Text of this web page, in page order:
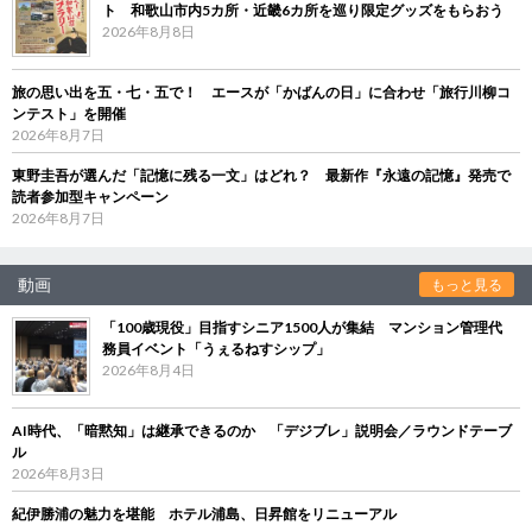
ト 和歌山市内5カ所・近畿6カ所を巡り限定グッズをもらおう
2026年8月8日
旅の思い出を五・七・五で！ エースが「かばんの日」に合わせ「旅行川柳コ
ンテスト」を開催
2026年8月7日
東野圭吾が選んだ「記憶に残る一文」はどれ？ 最新作『永遠の記憶』発売で
読者参加型キャンペーン
2026年8月7日
動画 もっと見る
「100歳現役」目指すシニア1500人が集結 マンション管理代
務員イベント「うぇるねすシップ」
2026年8月4日
AI時代、「暗黙知」は継承できるのか 「デジブレ」説明会／ラウンドテーブ
ル
2026年8月3日
紀伊勝浦の魅力を堪能 ホテル浦島、日昇館をリニューアル